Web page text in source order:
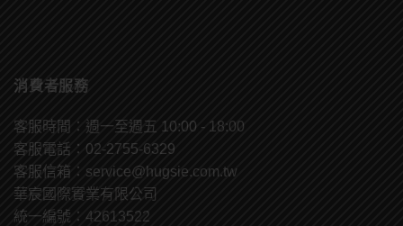
消費者服務
客服時間：週一至週五 10:00 - 18:00
客服電話：02-2755-6329
客服信箱： service@hugsie.com.tw
華宸國際實業有限公司
統一編號：42613522